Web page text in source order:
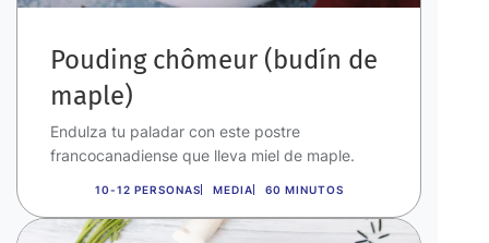
Pouding chômeur (budín de
maple)
Endulza tu paladar con este postre
francocanadiense que lleva miel de maple.
10-12 PERSONAS MEDIA 60 MINUTOS
Imagen